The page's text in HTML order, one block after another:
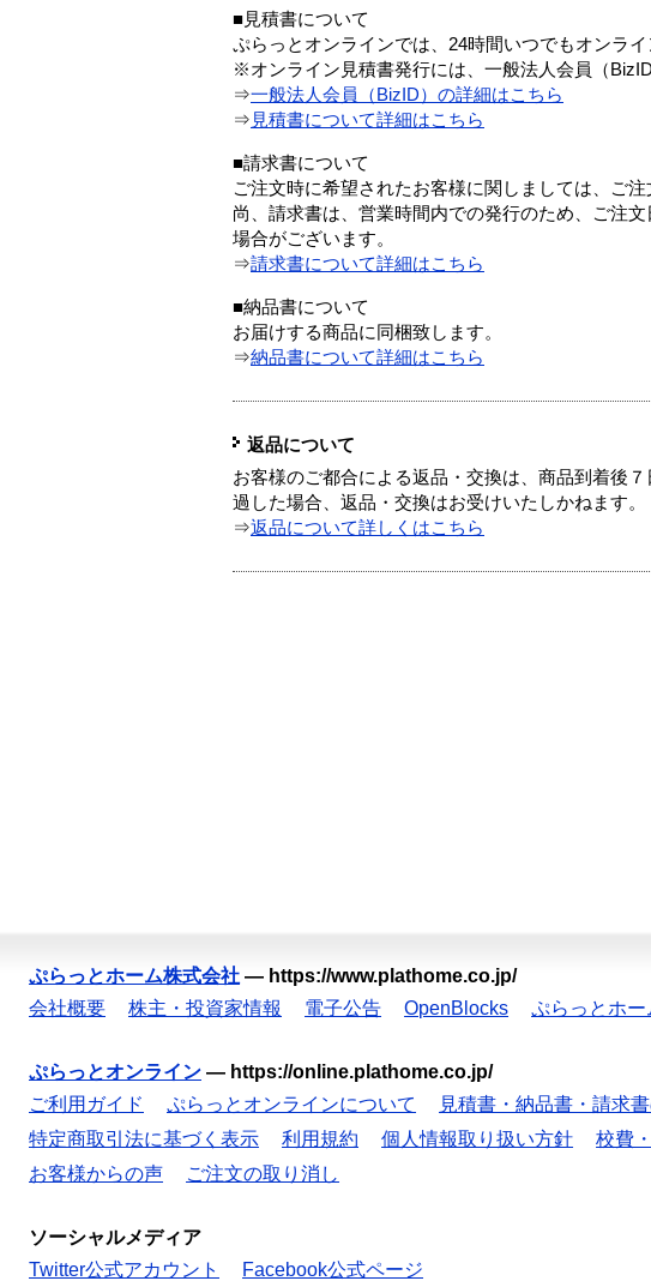
■見積書について
ぷらっとオンラインでは、24時間いつでもオンラ
※オンライン見積書発行には、一般法人会員（
⇒一般法人会員（BizID）の詳細はこちら
⇒ 見積書について詳細はこちら
■請求書について
ご注文時に希望されたお客様に関しましては、ご注
尚、請求書は、営業時間内での発行のため、ご注
場合がございます。
⇒請求書について詳細はこちら
■納品書について
お届けする商品に同梱致します。
⇒納品書について詳細はこちら
返品について
お客様のご都合による返品・交換は、商品到着後
過した場合、返品・交換はお受けいたしかねます。
⇒返品について詳しくはこちら
ぷらっとホーム株式会社 — https://www.plathome.co.jp/
会社概要
株主・投資家情報 電子公告 OpenBlocks ぷらっとホー
ぷらっとオンライン — https://online.plathome.co.jp/
ご利用ガイド
ぷらっとオンラインについて 見積書・納品書・請求
特定商取引法に基づく表示
利用規約 個人情報取り扱い方針 校費
お客様からの声
ご注文の取り消し
ソーシャルメディア
Twitter公式アカウント
Facebook公式ページ